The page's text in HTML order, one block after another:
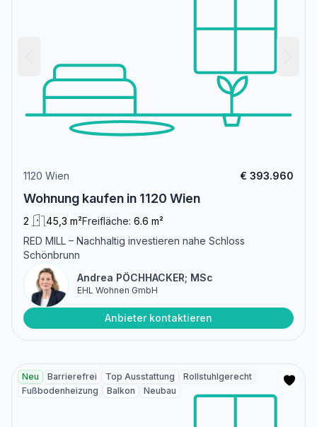
1120 Wien € 393.960
Wohnung kaufen in 1120 Wien
2 45,3 m²Freifläche: 6.6 m²
RED MILL – Nachhaltig investieren nahe Schloss
Schönbrunn
Andrea PÖCHHACKER; MSc
EHL Wohnen GmbH
Anbieter kontaktieren
Neu Barrierefrei Top Ausstattung
Rollstuhlgerecht
Fußbodenheizung
Balkon Neubau